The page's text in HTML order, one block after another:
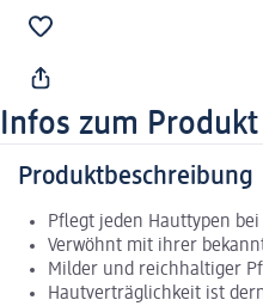
Infos zum Produkt
Produktbeschreibung
Pflegt jeden Hauttypen
Verwöhnt mit ihrer
Milder und reichhaltiger
Hautverträglichkeit ist